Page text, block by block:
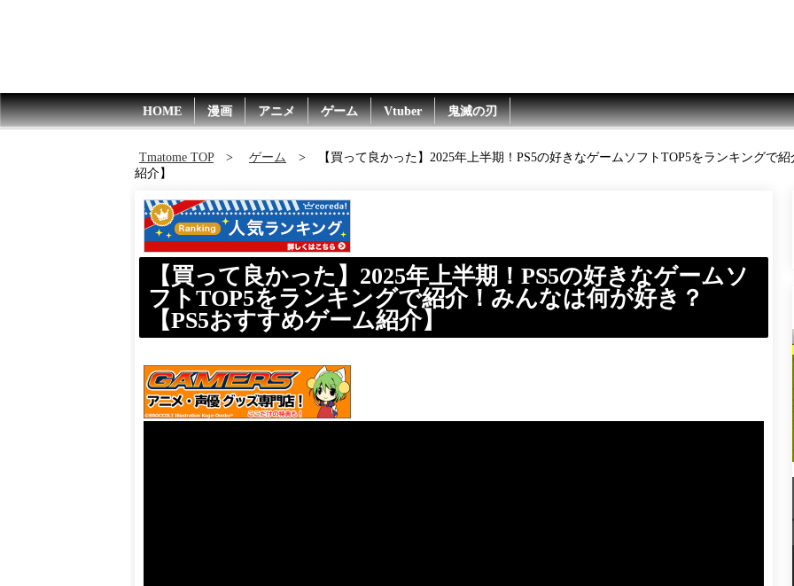
HOME 漫画 アニメ ゲーム Vtuber 鬼滅の刃
Tmatome TOP ゲーム
【買って良かった】2025年上半期！PS5の好きなゲームソフトTOP5をランキングで
紹介】
【買って良かった】2025年上半期！PS5の好きなゲームソ
フトTOP5をランキングで紹介！みんなは何が好き？
【PS5おすすめゲーム紹介】